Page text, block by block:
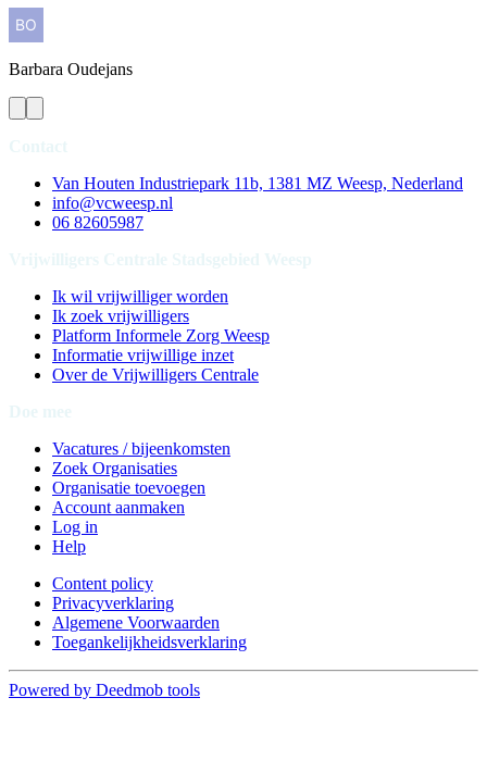
Barbara Oudejans
Van Houten Industriepark 11b, 1381 MZ Weesp, Nederland
info@vcweesp.nl
06 82605987
Ik wil vrijwilliger worden
Ik zoek vrijwilligers
Platform Informele Zorg Weesp
Informatie vrijwillige inzet
Over de Vrijwilligers Centrale
Vacatures / bijeenkomsten
Zoek Organisaties
Organisatie toevoegen
Account aanmaken
Log in
Help
Content policy
Privacyverklaring
Algemene Voorwaarden
Toegankelijkheidsverklaring
Powered by Deedmob tools